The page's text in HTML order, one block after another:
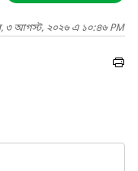
৩ আগস্ট, ২০২৬ এ ১০:৪৬ PM